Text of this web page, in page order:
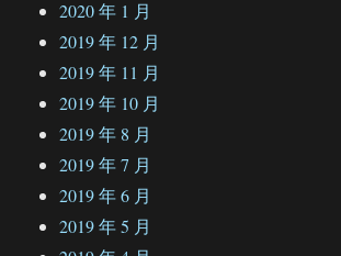
2020 年 1 月
2019 年 12 月
2019 年 11 月
2019 年 10 月
2019 年 8 月
2019 年 7 月
2019 年 6 月
2019 年 5 月